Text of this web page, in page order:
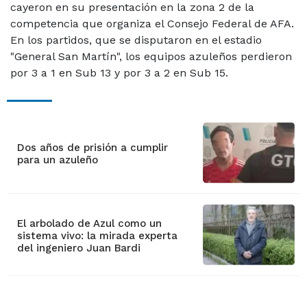
cayeron en su presentación en la zona 2 de la
competencia que organiza el Consejo Federal de AFA.
En los partidos, que se disputaron en el estadio
"General San Martín", los equipos azuleños perdieron
por 3 a 1 en Sub 13 y por 3 a 2 en Sub 15.
Dos años de prisión a cumplir
para un azuleño
El arbolado de Azul como un
sistema vivo: la mirada experta
del ingeniero Juan Bardi